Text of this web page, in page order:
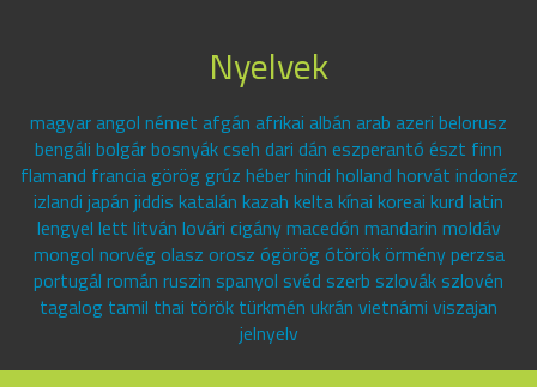
Nyelvek
magyar angol német afgán afrikai albán arab azeri belorusz
bengáli bolgár bosnyák cseh dari dán eszperantó észt finn
flamand francia görög grúz héber hindi holland horvát indonéz
izlandi japán jiddis katalán kazah kelta kínai koreai kurd latin
lengyel lett litván lovári cigány macedón mandarin moldáv
mongol norvég olasz orosz ógörög ótörök örmény perzsa
portugál román ruszin spanyol svéd szerb szlovák szlovén
tagalog tamil thai török türkmén ukrán vietnámi viszajan
jelnyelv